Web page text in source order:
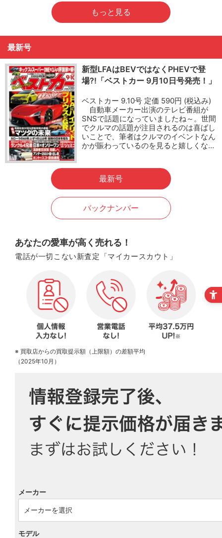
もっと見る
最新号
新型LFAはBEVではなくPHEVで登
場?!「ベストカー 9月10日号発売！」
ベストカー 9.10号 定価 590円 (税込み)
自動車メーカー出演のテレビ番組が
SNSで話題になっていましたね～。世間
でクルマの話題が注目されるのは喜ばし
いことで、筆者はクルマのイベントなん
かが賑わっているのを見ると嬉しくな…
最新号
バックナンバー
あなたの愛車が高く売れる！
電話が一切こない新査定「マイカースカウト」
※ 買取店からの買取提示額（上限額）の差額平均
（2025年10月）
メーカー
モデル